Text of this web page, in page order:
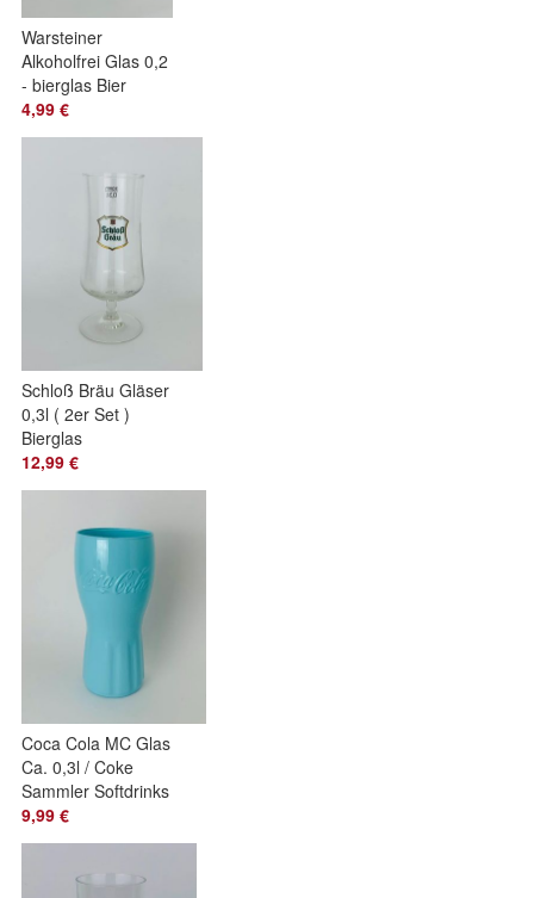
Warsteiner
Alkoholfrei Glas 0,2
- bierglas Bier
Biergläser Glas 1
Stück
4,99 €
Schloß Bräu Gläser
0,3l ( 2er Set )
Bierglas
Gastronomie Gastro
Bier Biergläser
12,99 €
Coca Cola MC Glas
Ca. 0,3l / Coke
Sammler Softdrinks
Fanta Spreite
Wasser
9,99 €